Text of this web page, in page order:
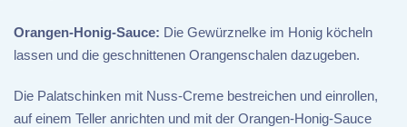
Orangen-Honig-Sauce: Die Gewürznelke im Honig köcheln
lassen und die geschnittenen Orangenschalen dazugeben.
Die Palatschinken mit Nuss-Creme bestreichen und einrollen,
auf einem Teller anrichten und mit der Orangen-Honig-Sauce